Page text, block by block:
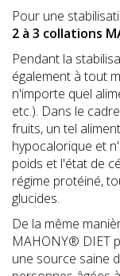
Pour une
2 à 3 collations
Pendant la
également à tout
n'importe quel
etc.). Dans le
fruits, un tel
hypocalorique et
poids et l'état de
régime protéiné,
glucides.
De la même
MAHONY® DIET
une source saine